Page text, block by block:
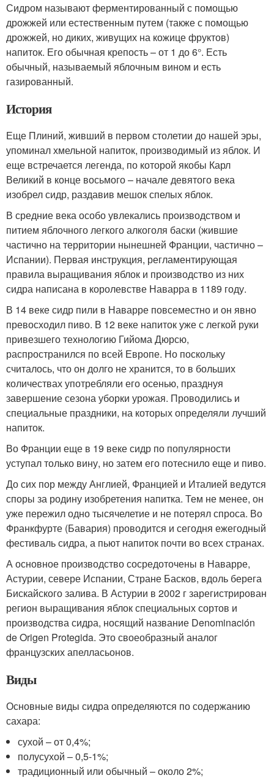
Сидром называют ферментированный с помощью
дрожжей или естественным путем (также с помощью
дрожжей, но диких, живущих на кожице фруктов)
напиток. Его обычная крепость – от 1 до 6°. Есть
обычный, называемый яблочным вином и есть
газированный.
История
Еще Плиний, живший в первом столетии до нашей эры,
упоминал хмельной напиток, производимый из яблок. И
еще встречается легенда, по которой якобы Карл
Великий в конце восьмого – начале девятого века
изобрел сидр, раздавив мешок спелых яблок.
В средние века особо увлекались производством и
питием яблочного легкого алкоголя баски (жившие
частично на территории нынешней Франции, частично –
Испании). Первая инструкция, регламентирующая
правила выращивания яблок и производство из них
сидра написана в королевстве Наварра в 1189 году.
В 14 веке сидр пили в Наварре повсеместно и он явно
превосходил пиво. В 12 веке напиток уже с легкой руки
привезшего технологию Гийома Дюрсю,
распространился по всей Европе. Но поскольку
считалось, что он долго не хранится, то в больших
количествах употребляли его осенью, празднуя
завершение сезона уборки урожая. Проводились и
специальные праздники, на которых определяли лучший
напиток.
Во Франции еще в 19 веке сидр по популярности
уступал только вину, но затем его потеснило еще и пиво.
До сих пор между Англией, Францией и Италией ведутся
споры за родину изобретения напитка. Тем не менее, он
уже пережил одно тысячелетие и не потерял спроса. Во
Франкфурте (Бавария) проводится и сегодня ежегодный
фестиваль сидра, а пьют напиток почти во всех странах.
А основное производство сосредоточены в Наварре,
Астурии, севере Испании, Стране Басков, вдоль берега
Бискайского залива. В Астурии в 2002 г зарегистрирован
регион выращивания яблок специальных сортов и
производства сидра, носящий название Denominación
de Origen Protegida. Это своеобразный аналог
французских апелласьонов.
Виды
Основные виды сидра определяются по содержанию
сахара:
сухой – от 0,4%;
полусухой – 0,5-1%;
традиционный или обычный – около 2%;